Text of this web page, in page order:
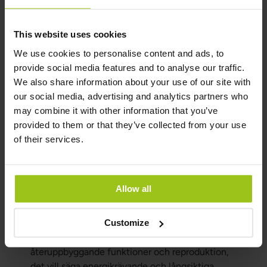
This website uses cookies
We use cookies to personalise content and ads, to
provide social media features and to analyse our traffic.
We also share information about your use of our site with
our social media, advertising and analytics partners who
may combine it with other information that you’ve
provided to them or that they’ve collected from your use
of their services.
Allow all
Customize
Lite grundläggande biokemi gällande stress: Vi
omedelbara hot vilket räddade livet på oss när vi
levde på savannen. När vi blev jagade av en tiger
eller ett lejon skickade hypotalamus i hjärnan en
kombinerad hormon- och nervsystemssignal via
det sympatiska nervsystemet och blodbanan till
binjurarna vilket fick dem att producera
adrenalin och kortisol. Adrenalin ökar
andningsfrekvensen, pulsen och blodtrycket för
blodsockret genom en process som heter
glukoneogenisis. Kortisolinsöndringen kommer
även att nedreglera immunförsvaret,
matsmältningen, cellreparering,
återuppbyggande funktioner och reproduktion,